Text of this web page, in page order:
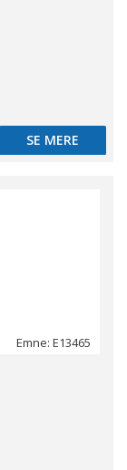
SE MERE
SE MERE
Emne: E13465